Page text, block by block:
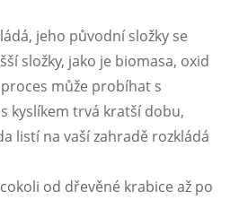
jeho původní složky se
složky, jako je biomasa, oxid
může probíhat s
kyslíkem trvá kratší dobu,
listí na vaší zahradě rozkládá
od dřevěné krabice až po